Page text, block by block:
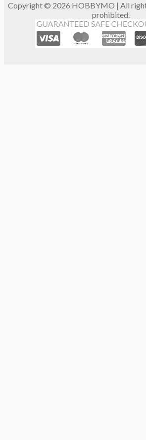
Copyright © 2026 HOBBYMO | All
prohibited.